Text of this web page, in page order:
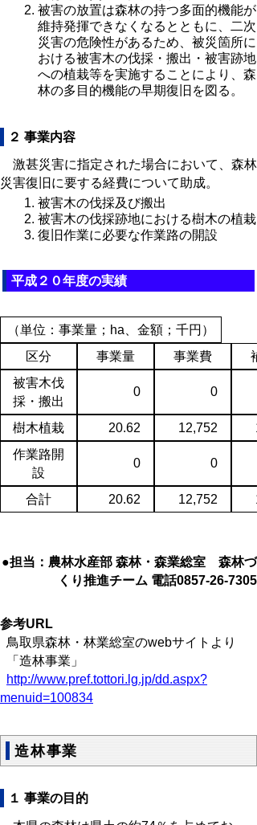
被害の放置は森林の持つ多面的機能が
維持発揮できなくなるとともに、二次
災害の危険性があるため、被災箇所に
おける被害木の伐採・搬出・被害跡地
への植栽等を実施することにより、森
林の多目的機能の早期復旧を図る。
２ 事業内容
激甚災害に指定された場合において、森林
災害復旧に要する経費について助成。
被害木の伐採及び搬出
被害木の伐採跡地における樹木の植栽
復旧作業に必要な作業路の開設
平成２０年度の実績
（単位：事業量；ha、金額；千円）
区分
事業量 事業費
被害木伐
採・搬出
0 0
樹木植栽 20.62 12,752
作業路開
設
0 0
合計 20.62 12,752
●担当：農林水産部 森林・森業総室 森林づ
くり推進チーム 電話0857-26-7305
参考URL
鳥取県森林・林業総室のwebサイトより
「造林事業」
http://www.pref.tottori.lg.jp/dd.aspx?
menuid=100834
造林事業
１ 事業の目的